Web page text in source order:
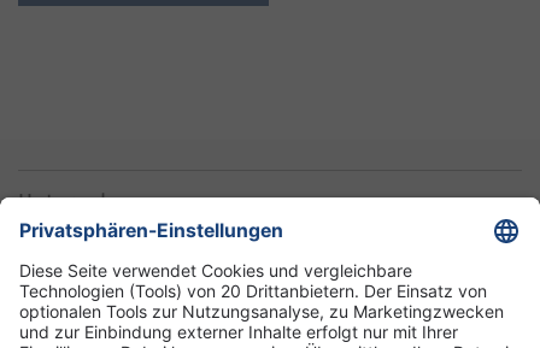
Unternehmen
Informationen
Standorte